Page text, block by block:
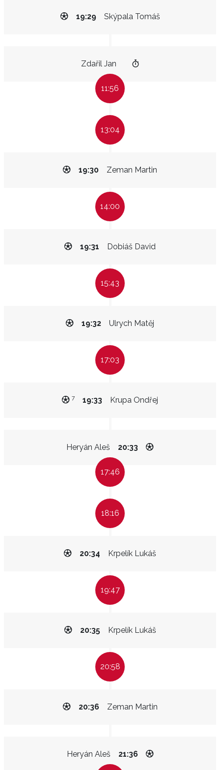
Skýpala Tomáš
19:29
Zdařil Jan
11:56
13:04
Zeman Martin
19:30
14:00
Dobiáš David
19:31
15:43
Ulrych Matěj
19:32
17:03
Krupa Ondřej
19:33
7
Heryán Aleš 20:33
17:46
18:16
Krpelík Lukáš
20:34
19:47
Krpelík Lukáš
20:35
20:58
Zeman Martin
20:36
Heryán Aleš 21:36